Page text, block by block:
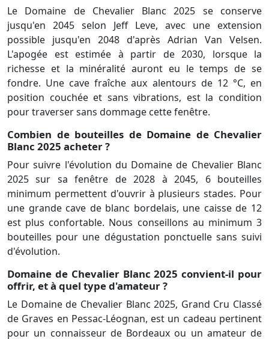
Le Domaine de Chevalier Blanc 2025 se conserve
jusqu'en 2045 selon Jeff Leve, avec une extension
possible jusqu'en 2048 d'après Adrian Van Velsen.
L'apogée est estimée à partir de 2030, lorsque la
richesse et la minéralité auront eu le temps de se
fondre. Une cave fraîche aux alentours de 12 °C, en
position couchée et sans vibrations, est la condition
pour traverser sans dommage cette fenêtre.
Combien de bouteilles de Domaine de Chevalier
Blanc 2025 acheter ?
Pour suivre l'évolution du Domaine de Chevalier Blanc
2025 sur sa fenêtre de 2028 à 2045, 6 bouteilles
minimum permettent d'ouvrir à plusieurs stades. Pour
une grande cave de blanc bordelais, une caisse de 12
est plus confortable. Nous conseillons au minimum 3
bouteilles pour une dégustation ponctuelle sans suivi
d'évolution.
Domaine de Chevalier Blanc 2025 convient-il pour
offrir, et à quel type d'amateur ?
Le Domaine de Chevalier Blanc 2025, Grand Cru Classé
de Graves en Pessac-Léognan, est un cadeau pertinent
pour un connaisseur de Bordeaux ou un amateur de